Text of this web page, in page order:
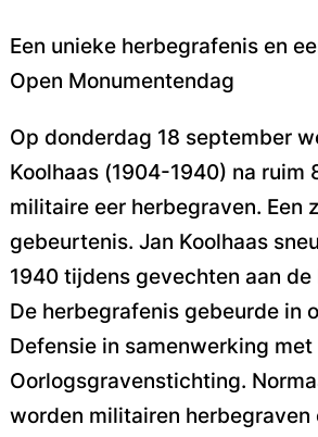
Een unieke herbegrafenis en
Open Monumentendag
Op donderdag 18 september
Koolhaas (1904-1940) na ruim
militaire eer herbegraven. Een
gebeurtenis. Jan Koolhaas
1940 tijdens gevechten aan
De herbegrafenis gebeurde in
Defensie in samenwerking met
Oorlogsgravenstichting.
worden militairen